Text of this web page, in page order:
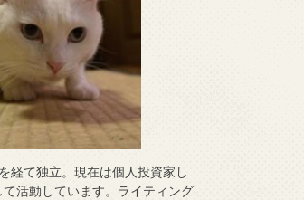
経て独立。現在は個人投資家し
活動しています。ライティング